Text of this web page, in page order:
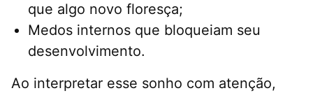
que algo novo floresça;
Medos internos que bloqueiam seu
desenvolvimento.
Ao interpretar esse sonho com atenção,